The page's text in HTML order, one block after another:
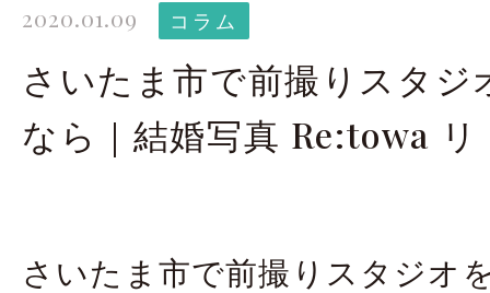
ドレス＆着物
LINEで予約・相
2020.01.09 コラム
さいたま市で前撮りスタジ
なら｜結婚写真 Re:towa リ
さいたま市で前撮りスタジオ